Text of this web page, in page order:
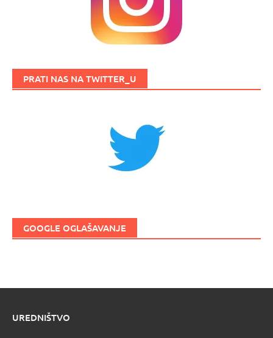
PRATI NAS NA TWITTER_U
GOOGLE OGLAŠAVANJE
UREDNIŠTVO